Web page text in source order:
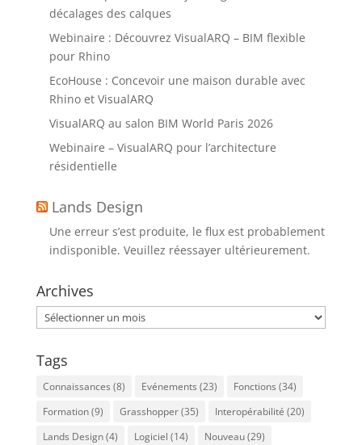
décalages des calques
Webinaire : Découvrez VisualARQ – BIM flexible
pour Rhino
EcoHouse : Concevoir une maison durable avec
Rhino et VisualARQ
VisualARQ au salon BIM World Paris 2026
Webinaire – VisualARQ pour l’architecture
résidentielle
Lands Design
Une erreur s’est produite, le flux est probablement
indisponible. Veuillez réessayer ultérieurement.
Archives
Archives
Tags
Connaissances (8) Evénements (23) Fonctions (34)
Formation(9) Grasshopper(35) Interopérabilité (20)
Lands Design(4) Logiciel (14) Nouveau(29)